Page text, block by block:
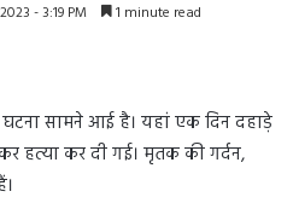
- 3:19 PM 1 minute read
सामने आई है। यहां एक दिन दहाड़े
कर दी गई। मृतक की गर्दन,